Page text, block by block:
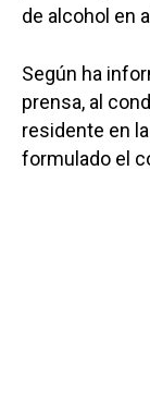
de alcohol en
Según ha
prensa, al
residente en
formulado el